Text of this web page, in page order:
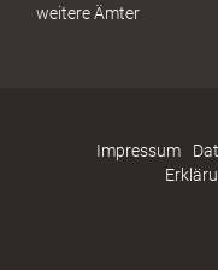
weitere Ämter
Impressum